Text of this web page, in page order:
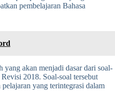
pembelajaran Bahasa
yang akan menjadi dasar dari soal-
2018. Soal-soal tersebut
yang terintegrasi dalam